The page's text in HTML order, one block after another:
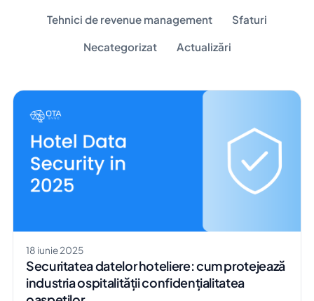
Tehnici de revenue management Sfaturi
Necategorizat Actualizări
18 iunie 2025
Securitatea datelor hoteliere: cum protejează
industria ospitalității confidențialitatea